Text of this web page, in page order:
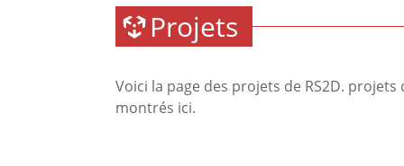
Projets
Voici la page des projets de RS2D.
montrés ici.